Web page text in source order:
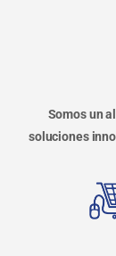
Somos un
soluciones